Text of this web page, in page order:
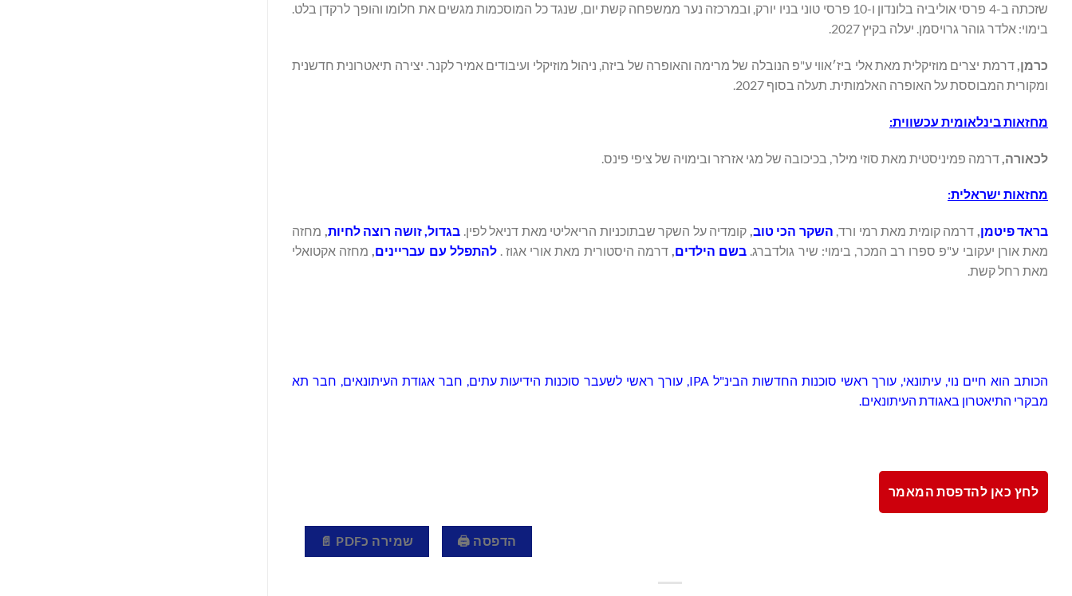
שזכתה ב-4 פרסי אוליביה בלונדון ו-10 פרסי טוני בניו יורק, ובמרכזה נער ממשפחה קשת יום, שנגד כל המוסכמות מגשים את חלומו והופך לרקדן בלט.
בימוי: אלדר גוהר גרויסמן. יעלה בקיץ 2027.
כרמן,דרמת יצרים מוזיקלית מאת אלי ביז׳אווי ע"פ הנובלה של מרימה והאופרה של ביזה, ניהול מוזיקלי ועיבודים אמיר לקנר. יצירה תיאטרונית חדשנית
ומקורית המבוססת על האופרה האלמותית. תעלה בסוף 2027.
מחזאות בינלאומית עכשווית:
לכאורה, דרמה פמיניסטית מאת סוזי מילר, בכיכובה של מגי אזרזר ובימויה של ציפי פינס.
מחזאות ישראלית:
בראד פיטמן, דרמה קומית מאת רמי ורד, השקר הכי טוב, קומדיה על השקר שבתוכניות הריאליטי מאת דניאל לפין. בגדול, זושה רוצה לחיות, מחזה
מאת אורן יעקובי ע"פ ספרו רב המכר, בימוי: שיר גולדברג. בשם הילדים,דרמה היסטורית מאת אורי אגוז .להתפלל עם עבריינים,מחזה אקטואלי
מאת רחל קשת.
הכותב הוא חיים נוי, עיתונאי, עורך ראשי סוכנות החדשות הבינ"ל IPA, עורך ראשי לשעבר סוכנות הידיעות עתים, חבר אגודת העיתונאים, חבר תא
מבקרי התיאטרון באגודת העיתונאים.
לחץ כאן להדפסת המאמר
הדפסה 🖨 שמירה כPDF 📄